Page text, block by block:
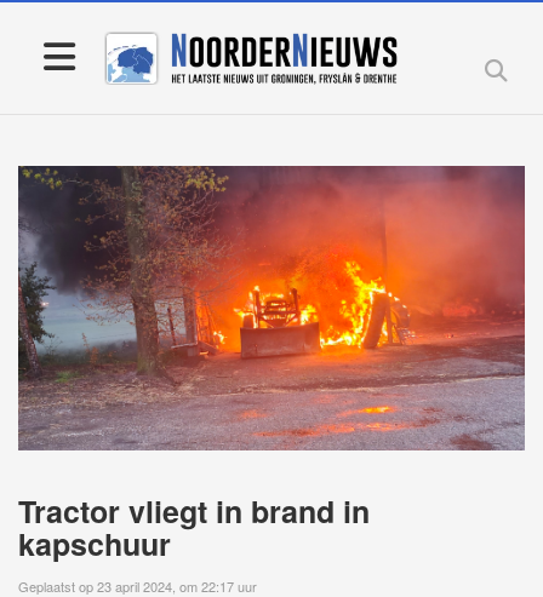
Tractor vliegt in brand in
kapschuur
Geplaatst op 23 april 2024, om 22:17 uur